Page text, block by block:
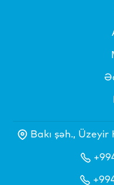
Bakı şəh.,